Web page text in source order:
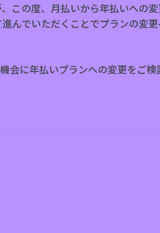
の度、月払いから年払いへの変
でいただくことでプランの変更
に年払いプランへの変更をご検